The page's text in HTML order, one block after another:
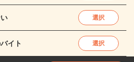
選択
イト 選択